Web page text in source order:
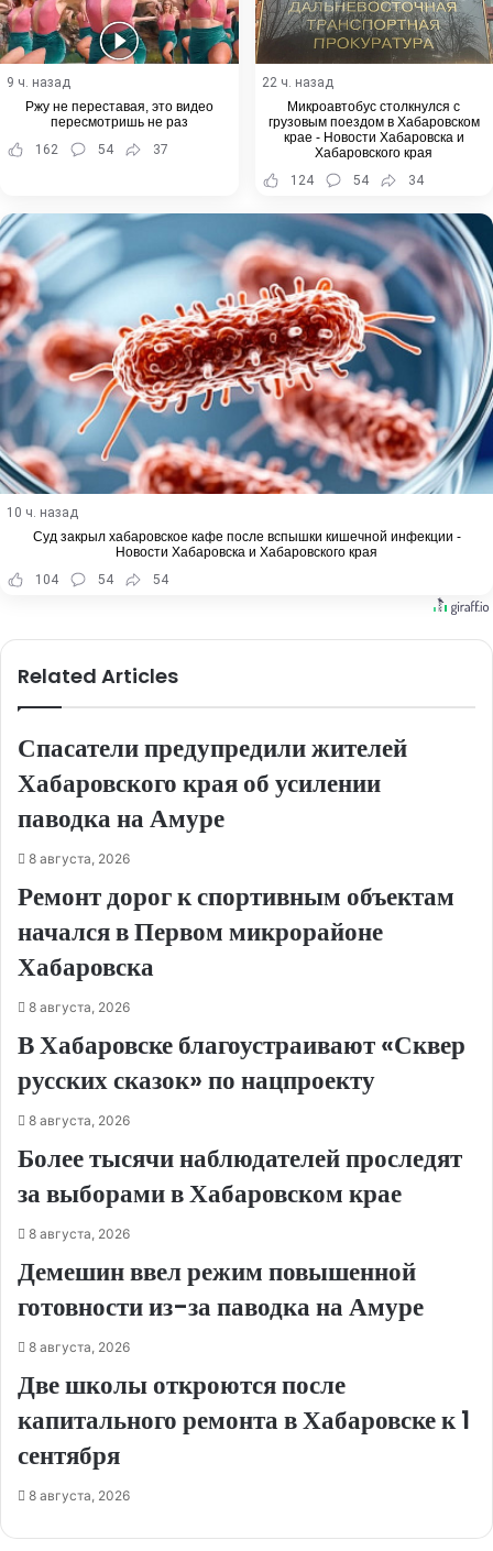
9 ч. назад
Ржу не переставая, это видео
пересмотришь не раз
162
54 37
22 ч. назад
Микроавтобус столкнулся с
грузовым поездом в Хабаровском
крае - Новости Хабаровска и
Хабаровского края
124
54 34
10 ч. назад
Суд закрыл хабаровское кафе после вспышки кишечной инфекции -
Новости Хабаровска и Хабаровского края
104
54 54
Related Articles
Спасатели предупредили жителей
Хабаровского края об усилении
паводка на Амуре
8 августа, 2026
Ремонт дорог к спортивным объектам
начался в Первом микрорайоне
Хабаровска
8 августа, 2026
В Хабаровске благоустраивают «Сквер
русских сказок» по нацпроекту
8 августа, 2026
Более тысячи наблюдателей проследят
за выборами в Хабаровском крае
8 августа, 2026
Демешин ввел режим повышенной
готовности из-за паводка на Амуре
8 августа, 2026
Две школы откроются после
капитального ремонта в Хабаровске к 1
сентября
8 августа, 2026